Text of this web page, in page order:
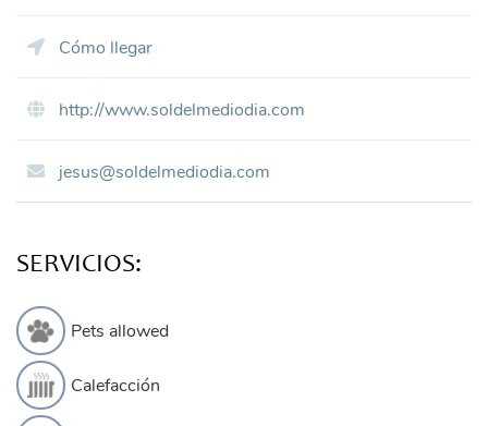
Cómo llegar
http://www.soldelmediodia.com
jesus@soldelmediodia.com
SERVICIOS:
Pets allowed
Calefacción